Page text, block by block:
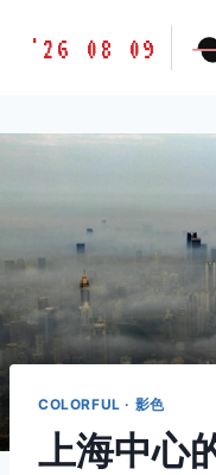
胶
味
'26 08 09
COLORFUL · 影色
上海中心